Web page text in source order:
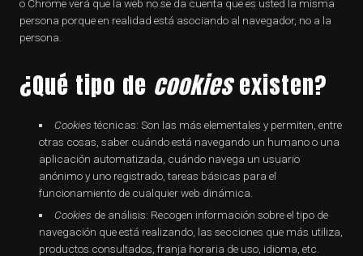
o Chrome verá que la web no se da cuenta que es usted la misma
persona porque en realidad está asociando al navegador, no a la
persona.
¿Qué tipo de cookiesexisten?
Cookiestécnicas: Son las más elementales y permiten, entre
otras cosas, saber cuándo está navegando un humano o una
aplicación automatizada, cuándo navega un usuario
anónimo y uno registrado, tareas básicas para el
funcionamiento de cualquier web dinámica.
Cookies de análisis: Recogen información sobre el tipo de
navegación que está realizando, las secciones que más utiliza,
productos consultados, franja horaria de uso, idioma, etc.